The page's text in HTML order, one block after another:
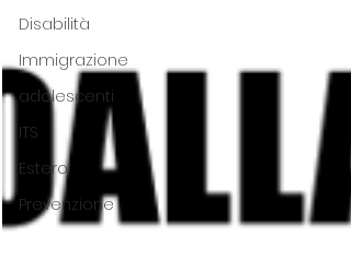
Disabilità
Immigrazione
adolescenti
ITS
Estero
Prevenzione